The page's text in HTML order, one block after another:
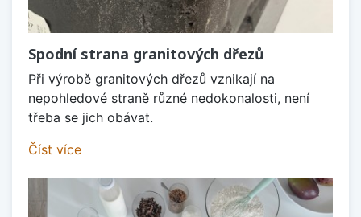
Spodní strana granitových dřezů
Při výrobě granitových dřezů vznikají na
nepohledové straně různé nedokonalosti, není
třeba se jich obávat.
Číst více